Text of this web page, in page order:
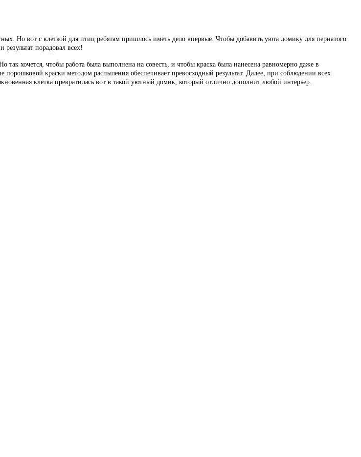
Но вот с клеткой для птиц ребятам пришлось иметь дело впервые. Чтобы добавить уюта домику для пернатого
результат порадовал всех!
хочется, чтобы работа была выполнена на совесть, и чтобы краска была нанесена равномерно даже в
краски методом распыления обеспечивает превосходный результат. Далее, при соблюдении всех
клетка превратилась вот в такой уютный домик, который отлично дополнит любой интерьер.